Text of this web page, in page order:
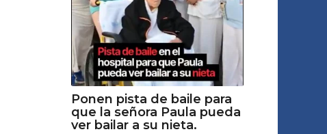
Ponen pista de baile para
que la señora Paula pueda
ver bailar a su nieta.